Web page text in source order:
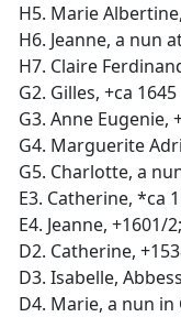
H5. Marie
H6. Jeanne, a nun
H7. Claire
G2. Gilles, +ca 1645
G3. Anne Eugenie,
G4. Marguerite
G5. Charlotte, a
E3. Catherine, *ca
E4. Jeanne,
D2. Catherine,
D3. Isabelle,
D4. Marie, a nun